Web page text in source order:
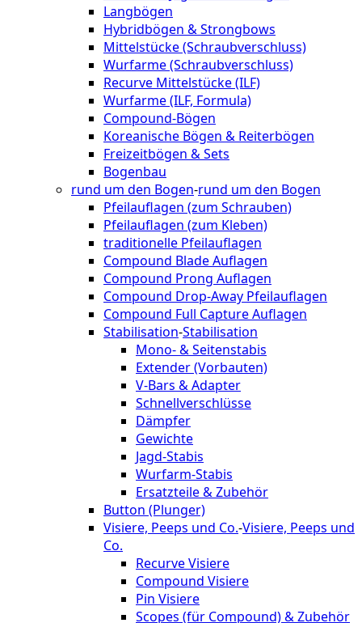
Langbögen
Hybridbögen & Strongbows
Mittelstücke (Schraubverschluss)
Wurfarme (Schraubverschluss)
Recurve Mittelstücke (ILF)
Wurfarme (ILF, Formula)
Compound-Bögen
Koreanische Bögen & Reiterbögen
Freizeitbögen & Sets
Bogenbau
rund um den Bogen-rund um den Bogen
Pfeilauflagen (zum Schrauben)
Pfeilauflagen (zum Kleben)
traditionelle Pfeilauflagen
Compound Blade Auflagen
Compound Prong Auflagen
Compound Drop-Away Pfeilauflagen
Compound Full Capture Auflagen
Stabilisation-Stabilisation
Mono- & Seitenstabis
Extender (Vorbauten)
V-Bars & Adapter
Schnellverschlüsse
Dämpfer
Gewichte
Jagd-Stabis
Wurfarm-Stabis
Ersatzteile & Zubehör
Button (Plunger)
Visiere, Peeps und Co.-Visiere, Peeps und
Co.
Recurve Visiere
Compound Visiere
Pin Visiere
Scopes (für Compound) & Zubehör